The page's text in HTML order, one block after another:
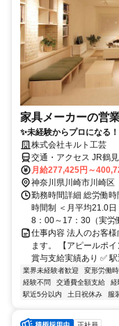
家具メーカーの営
✨未経験からプロになる！
株式会社キルト工芸
交通・アクセス JR鶴
月給277,425円～
神奈川県川崎市川崎区
勤務時間詳細 総労働
時間制 ＜月平均21.0日
8：00～17：30（実労
仕事内容 法人のお客
ます。 【アピールポ
賞与支給実績あり ✅
業界未経験者歓迎 変形労働
経験不問
交通費全額支給 経
駅近5分以内
土日祝休み 服